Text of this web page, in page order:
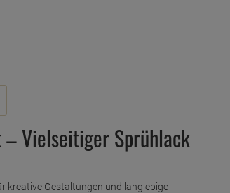
Vielseitiger Sprühlack
kreative Gestaltungen und langlebige